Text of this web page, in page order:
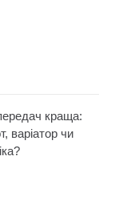
краща:
варіатор чи